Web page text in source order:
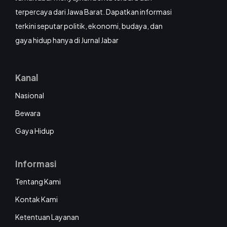
terpercaya dari Jawa Barat. Dapatkan informasi
terkini seputar politik, ekonomi, budaya, dan
gaya hidup hanya di Jurnal Jabar
Kanal
Nasional
Bewara
Gaya Hidup
Informasi
Tentang Kami
Kontak Kami
Ketentuan Layanan